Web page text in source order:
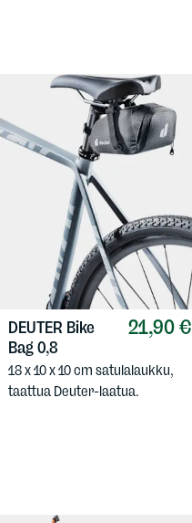
21,90 €
DEUTER Bike
Bag 0,8
18 x 10 x 10 cm satulalaukku,
taattua Deuter-laatua.